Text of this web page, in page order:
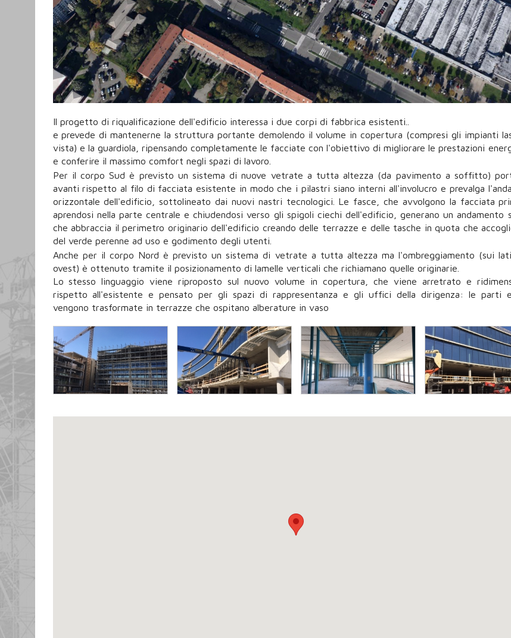
Il progetto di riqualificazione dell'edificio interessa i due corpi di fabbrica esistenti..
e prevede di mantenerne la struttura portante demolendo il volume in copertura (compresi gli impianti
vista) e la guardiola, ripensando completamente le facciate con l'obiettivo di migliorare le prestazioni
e conferire il massimo comfort negli spazi di lavoro.
Per il corpo Sud è previsto un sistema di nuove vetrate a tutta altezza (da pavimento a soffitto)
avanti rispetto al filo di facciata esistente in modo che i pilastri siano interni all'involucro e prevalga
orizzontale dell'edificio, sottolineato dai nuovi nastri tecnologici. Le fasce, che avvolgono la facciata
aprendosi nella parte centrale e chiudendosi verso gli spigoli ciechi dell'edificio, generano un andamento
che abbraccia il perimetro originario dell'edificio creando delle terrazze e delle tasche in quota che
del verde perenne ad uso e godimento degli utenti.
Anche per il corpo Nord è previsto un sistema di vetrate a tutta altezza ma l'ombreggiamento (sui
ovest) è ottenuto tramite il posizionamento di lamelle verticali che richiamano quelle originarie.
Lo stesso linguaggio viene riproposto sul nuovo volume in copertura, che viene arretrato e
rispetto all'esistente e pensato per gli spazi di rappresentanza e gli uffici della dirigenza: le parti
vengono trasformate in terrazze che ospitano alberature in vaso